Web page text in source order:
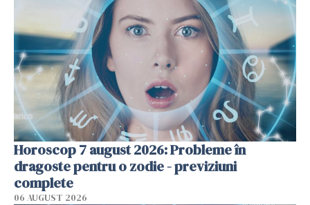
Horoscop 7 august 2026: Probleme în
dragoste pentru o zodie - previziuni
complete
06 AUGUST 2026